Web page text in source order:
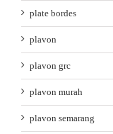
plate bordes
plavon
plavon grc
plavon murah
plavon semarang